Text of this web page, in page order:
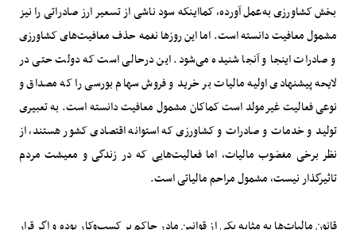
بخش کشاورزی به‌عمل آورده، کمااینکه سود ناشی از تسعیر ارز صادراتی را نیز
مشمول معافیت دانسته است. اما این روزها نغمه حذف معافیت‌های کشاورزی
و صادرات اینجا و آنجا شنیده می‌شود. این درحالی است که دولت حتی در
لایحه پیشنهادی اولیه مالیات بر خرید و فروش سهام بورسی را که مصداق و
نوعی فعالیت غیرمولد است کماکان مشمول معافیت دانسته است. به تعبیری
تولید و خدمات و صادرات و کشاورزی که استوانه اقتصادی کشور هستند، از
نظر برخی مغضوب مالیات، اما فعالیت‌هایی که در زندگی و معیشت مردم
تاثیرگذار نیست، مشمول مراحم مالیاتی است.